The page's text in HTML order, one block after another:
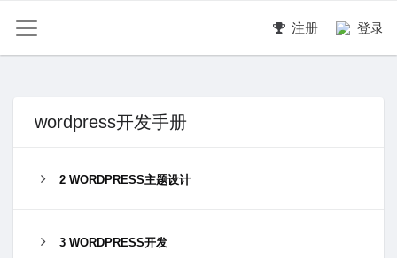
注册 登录
wordpress开发手册
2 WORDPRESS主题设计
3 WORDPRESS开发